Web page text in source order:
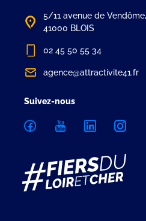
5/11 avenue de
41000 BLOIS
02 45 50 55 34
agence@attractivite41.fr
Suivez-nous